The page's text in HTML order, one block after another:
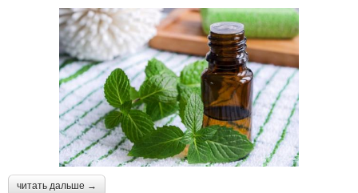
читать дальше →